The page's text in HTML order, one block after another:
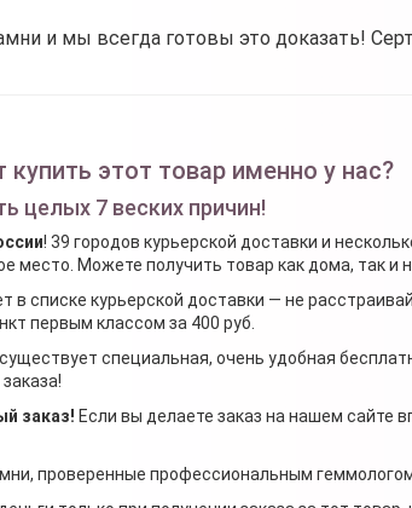
и мы всегда готовы это доказать!
этот товар именно у нас?
целых 7 веских причин!
! 39 городов курьерской доставки и
место. Можете получить товар как дома, так и
в списке курьерской доставки — не
первым классом за 400 руб.
специальная, очень удобная
заказ! Если вы делаете заказ на нашем сайте
проверенные профессиональным